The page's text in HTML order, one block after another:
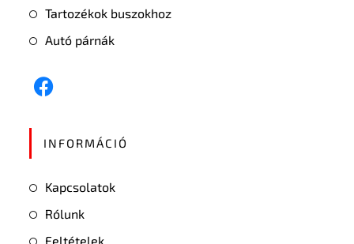
Tartozékok buszokhoz
Autó párnák
INFORMÁCIÓ
Kapcsolatok
Rólunk
Feltételek